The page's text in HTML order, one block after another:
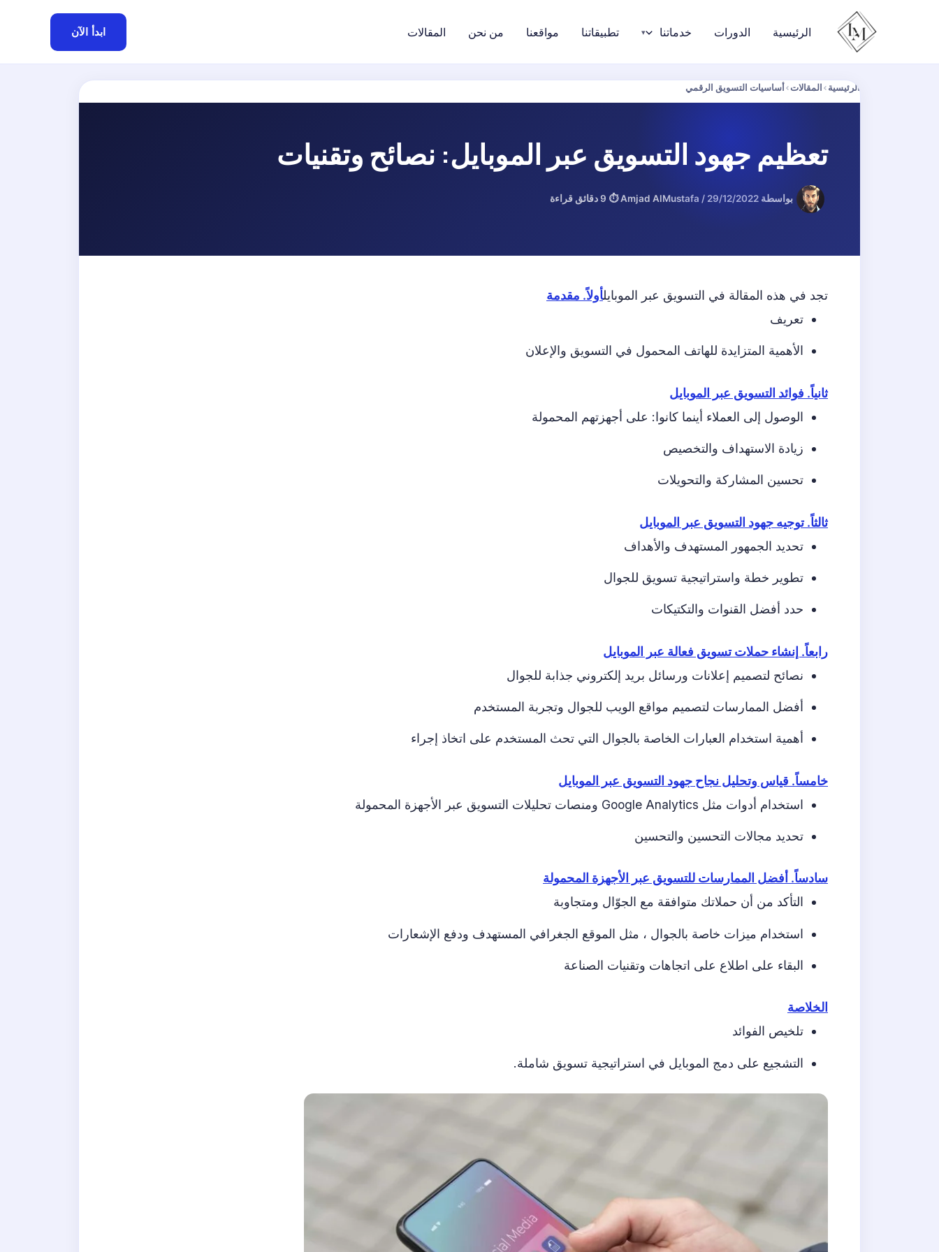
الرئيسية الدورات خدماتنا تطبيقاتنا مواقعنا من نحن المقالات ابدأ الآن
الرئيسية›المقالات›أساسيات التسويق الرقمي
تعظيم جهود التسويق عبر الموبايل: نصائح وتقنيات
بواسطة Amjad AlMustafa / 29/12/2022 ⏱ 9 دقائق قراءة
تجد في هذه المقالة في التسويق عبر الموبايلأولاً. مقدمة
تعريف
الأهمية المتزايدة للهاتف المحمول في التسويق والإعلان
ثانياً. فوائد التسويق عبر الموبايل
الوصول إلى العملاء أينما كانوا: على أجهزتهم المحمولة
زيادة الاستهداف والتخصيص
تحسين المشاركة والتحويلات
ثالثاً. توجيه جهود التسويق عبر الموبايل
تحديد الجمهور المستهدف والأهداف
تطوير خطة واستراتيجية تسويق للجوال
حدد أفضل القنوات والتكتيكات
رابعاً. إنشاء حملات تسويق فعالة عبر الموبايل
نصائح لتصميم إعلانات ورسائل بريد إلكتروني جذابة للجوال
أفضل الممارسات لتصميم مواقع الويب للجوال وتجربة المستخدم
أهمية استخدام العبارات الخاصة بالجوال التي تحث المستخدم على اتخاذ إجراء
خامساً. قياس وتحليل نجاح جهود التسويق عبر الموبايل
استخدام أدوات مثل Google Analytics ومنصات تحليلات التسويق عبر الأجهزة المحمولة
تحديد مجالات التحسين والتحسين
سادساً. أفضل الممارسات للتسويق عبر الأجهزة المحمولة
التأكد من أن حملاتك متوافقة مع الجوّال ومتجاوبة
استخدام ميزات خاصة بالجوال ، مثل الموقع الجغرافي المستهدف ودفع الإشعارات
البقاء على اطلاع على اتجاهات وتقنيات الصناعة
الخلاصة
تلخيص الفوائد
التشجيع على دمج الموبايل في استراتيجية تسويق شاملة.